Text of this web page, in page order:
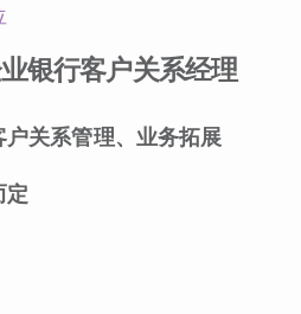
银行客户关系经理
户关系管理、业务拓展
定